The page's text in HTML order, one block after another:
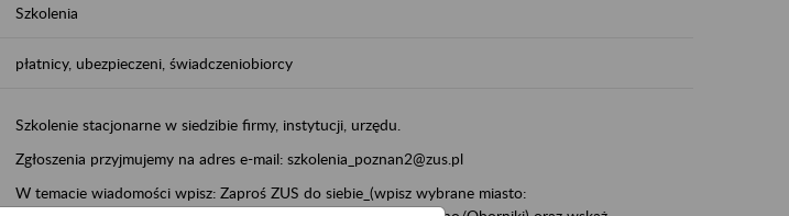
Szkolenia
płatnicy, ubezpieczeni, świadczeniobiorcy
Szkolenie stacjonarne w siedzibie firmy, instytucji, urzędu.
Zgłoszenia przyjmujemy na adres e-mail: szkolenia_poznan2@zus.pl
W temacie wiadomości wpisz: Zaproś ZUS do siebie_(wpisz wybrane miasto: